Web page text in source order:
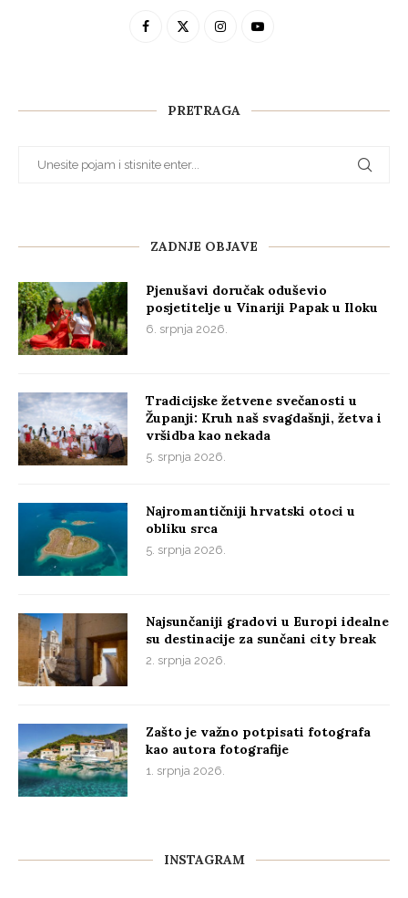
PRETRAGA
ZADNJE OBJAVE
Pjenušavi doručak oduševio
posjetitelje u Vinariji Papak u Iloku
6. srpnja 2026.
Tradicijske žetvene svečanosti u
Županji: Kruh naš svagdašnji, žetva i
vršidba kao nekada
5. srpnja 2026.
Najromantičniji hrvatski otoci u
obliku srca
5. srpnja 2026.
Najsunčaniji gradovi u Europi idealne
su destinacije za sunčani city break
2. srpnja 2026.
Zašto je važno potpisati fotografa
kao autora fotografije
1. srpnja 2026.
INSTAGRAM